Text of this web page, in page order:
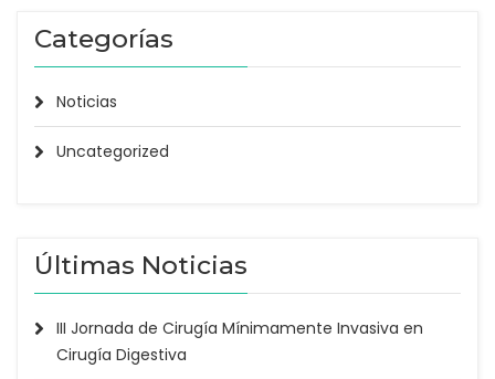
Categorías
Noticias
Uncategorized
Últimas Noticias
III Jornada de Cirugía Mínimamente Invasiva en
Cirugía Digestiva